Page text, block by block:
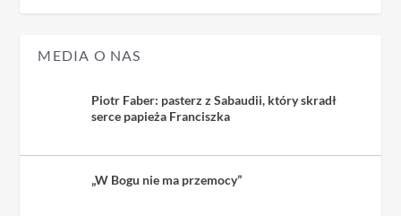
MEDIA O NAS
Piotr Faber: pasterz z Sabaudii, który skradł
serce papieża Franciszka
„W Bogu nie ma przemocy”